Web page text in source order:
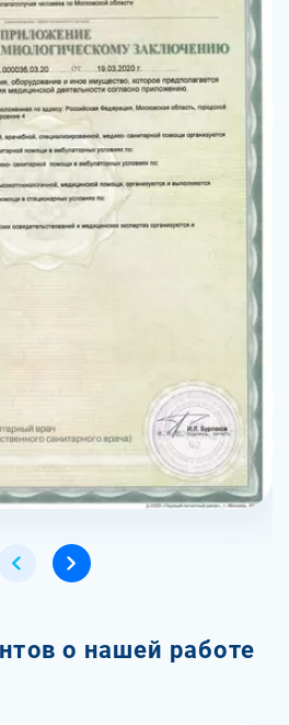
о нашей работе